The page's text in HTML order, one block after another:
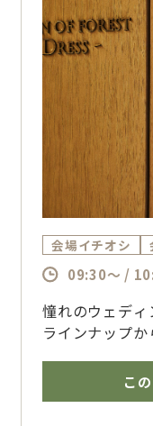
会場イチオシ
09:30～ /
憧れのウェデ
ラインナップ
の理想のコー
会場見学や試
こ